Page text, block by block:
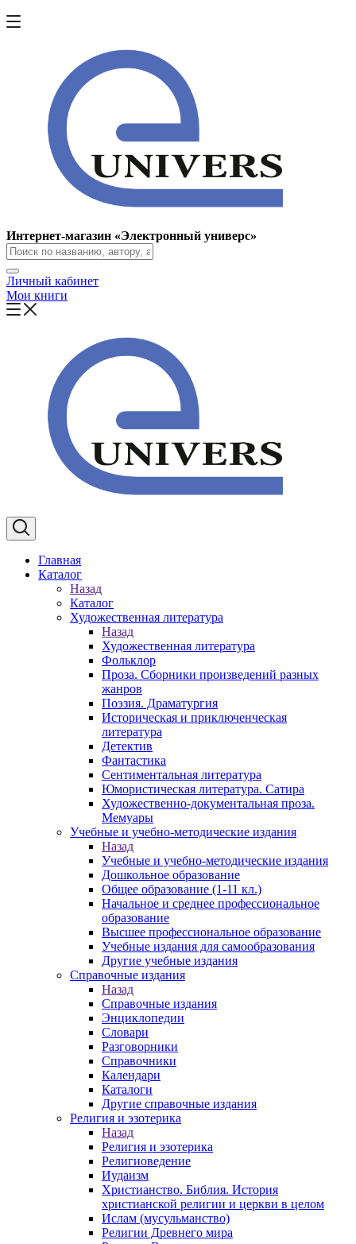
Интернет-магазин «Электронный универс»
Личный кабинет
Мои книги
Главная
Каталог
Назад
Каталог
Художественная литература
Назад
Художественная литература
Фольклор
Проза. Сборники произведений разных
жанров
Поэзия. Драматургия
Историческая и приключенческая
литература
Детектив
Фантастика
Сентиментальная литература
Юмористическая литература. Сатира
Художественно-документальная проза.
Мемуары
Учебные и учебно-методические издания
Назад
Учебные и учебно-методические издания
Дошкольное образование
Общее образование (1-11 кл.)
Начальное и среднее профессиональное
образование
Высшее профессиональное образование
Учебные издания для самообразования
Другие учебные издания
Справочные издания
Назад
Справочные издания
Энциклопедии
Словари
Разговорники
Справочники
Календари
Каталоги
Другие справочные издания
Религия и эзотерика
Назад
Религия и эзотерика
Религиоведение
Иудаизм
Христианство. Библия. История
христианской религии и церкви в целом
Ислам (мусульманство)
Религии Древнего мира